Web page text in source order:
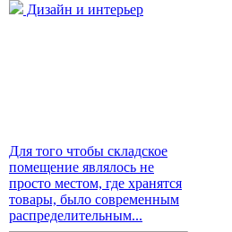
Дизайн и интерьер
Для того чтобы складское
помещение являлось не
просто местом, где хранятся
товары, было современным
распределительным...